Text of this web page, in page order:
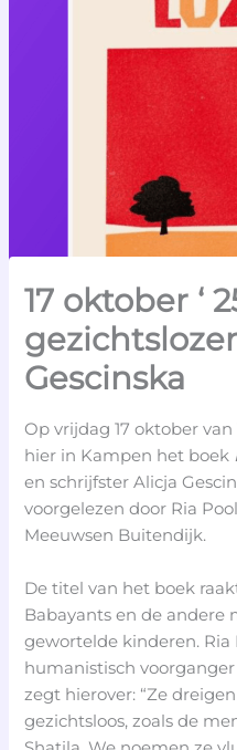
17 oktober ‘
Gescinska
Op vrijdag 17 oktober
hier in Kampen het boek
en schrijfster Alicja
voorgelezen door Ria
Meeuwsen Buitendijk.
De titel van het boek
Babayants en de andere
gewortelde kinderen. Ria
humanistisch
zegt hierover: “Ze
gezichtsloos, zoals de